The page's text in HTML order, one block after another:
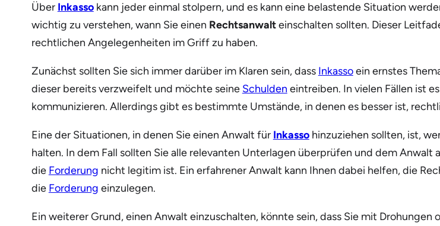
Über Inkassokann jeder einmal stolpern, und es kann eine belastende Situation
wichtig zu verstehen, wann Sie einen Rechtsanwalteinschalten sollten. Dieser
rechtlichen Angelegenheiten im Griff zu haben.
Zunächst sollten Sie sich immer darüber im Klaren sein, dass Inkassoein ernstes
dieser bereits verzweifelt und möchte seine Schulden eintreiben. In vielen Fällen ist
kommunizieren. Allerdings gibt es bestimmte Umstände, in denen es besser ist,
Eine der Situationen, in denen Sie einen Anwalt für Inkassohinzuziehen sollten, ist,
halten. In dem Fall sollten Sie alle relevanten Unterlagen überprüfen und dem
die Forderung nicht legitim ist. Ein erfahrener Anwalt kann Ihnen dabei helfen, die
die Forderung einzulegen.
Ein weiterer Grund, einen Anwalt einzuschalten, könnte sein, dass Sie mit